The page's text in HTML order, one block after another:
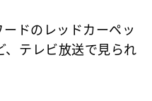
ドのレッドカーペッ
、テレビ放送で見られ